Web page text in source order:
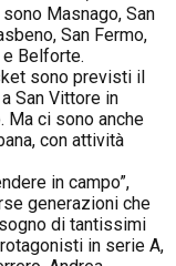
Masnago, San
San Fermo,
e Belforte.
sono previsti il
a San Vittore in
Ma ci sono anche
con attività
in campo”,
generazioni che
di tantissimi
in serie A,